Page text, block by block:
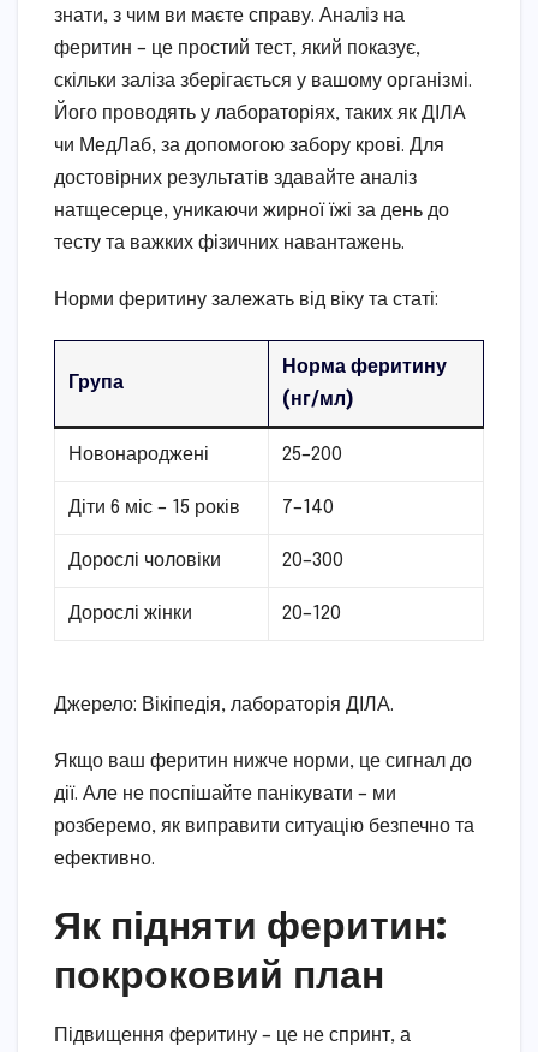
знати, з чим ви маєте справу. Аналіз на
феритин – це простий тест, який показує,
скільки заліза зберігається у вашому організмі.
Його проводять у лабораторіях, таких як ДІЛА
чи МедЛаб, за допомогою забору крові. Для
достовірних результатів здавайте аналіз
натщесерце, уникаючи жирної їжі за день до
тесту та важких фізичних навантажень.
Норми феритину залежать від віку та статі:
Група
Норма феритину
(нг/мл)
Новонароджені 25–200
Діти 6 міс – 15 років 7–140
Дорослі чоловіки 20–300
Дорослі жінки 20–120
Джерело: Вікіпедія, лабораторія ДІЛА.
Якщо ваш феритин нижче норми, це сигнал до
дії. Але не поспішайте панікувати – ми
розберемо, як виправити ситуацію безпечно та
ефективно.
Як підняти феритин:
покроковий план
Підвищення феритину – це не спринт, а